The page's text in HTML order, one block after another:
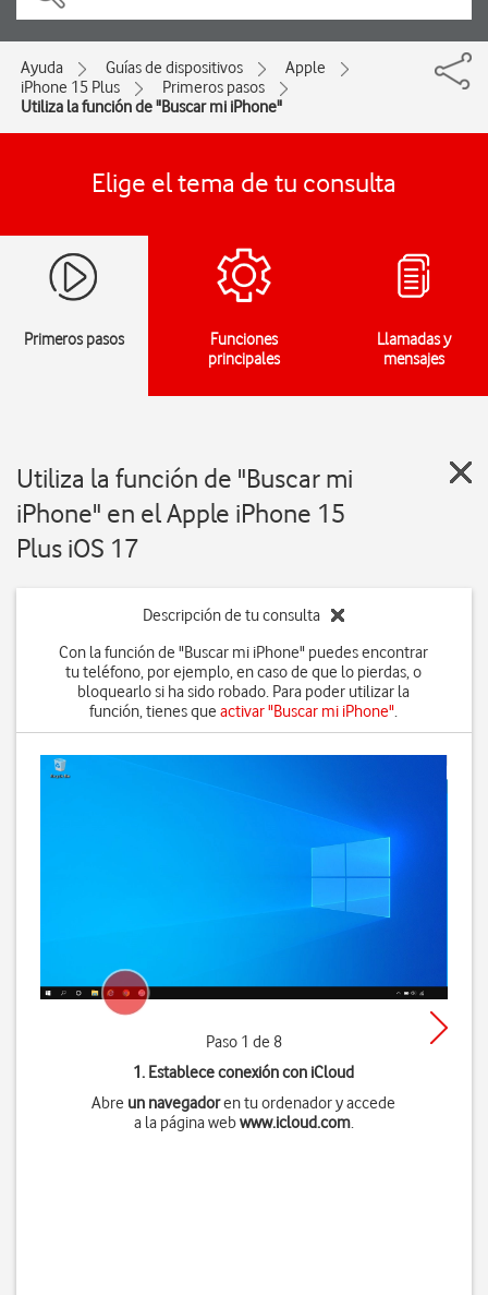
Ayuda Guías de dispositivos
Apple
iPhone 15 Plus
Primeros pasos
Utiliza la función de "Buscar mi iPhone"
Elige el tema de tu consulta
Primeros pasos
Funciones
principales
Llamadas y
mensajes
Utiliza la función de "Buscar mi
iPhone" en el Apple iPhone 15
Plus iOS 17
Descripción de tu consulta
Con la función de "Buscar mi iPhone" puedes encontrar
tu teléfono, por ejemplo, en caso de que lo pierdas, o
bloquearlo si ha sido robado. Para poder utilizar la
función, tienes queactivar "Buscar mi iPhone".
Paso 1 de 8
1. Establece conexión con iCloud
Abre un navegadoren tu ordenador y accede
a la página webwww.icloud.com.